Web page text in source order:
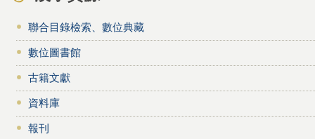
聯合目錄檢索、數位典藏
數位圖書館
古籍文獻
資料庫
報刊